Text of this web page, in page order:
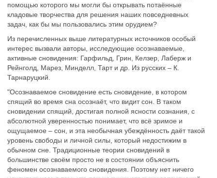
помощью которого мы могли бы открывать потаённые
кладовые творчества для решения наших повседневных
задач, как бы мы пользовались этим орудием?
Из перечисленных выше литературных источников особый
интерес вызвали авторы, исследующие осознаваемые,
активные сновидения: Гарфильд, Грин, Келзер, Лаберж и
Рейнголд, Марез, Минделл, Тарт и др. Из русских – К.
Тарнаруцкий.
"Осознаваемое сновидение есть сновидение, в котором
спящий во время сна осознаёт, что видит сон. В таком
сновидении спящий, достигая полной ясности сознания, с
абсолютной уверенностью понимает, что всё зримое и
ощущаемое – сон, и эта необычная убеждённость даёт такой
уровень свободы и личной силы, который недостижим в
обычном сне. Традиционные теории сновидений в
большинстве своём просто не в состоянии объяснить
феномен осознаваемого сновидения. Поэтому нет ничего